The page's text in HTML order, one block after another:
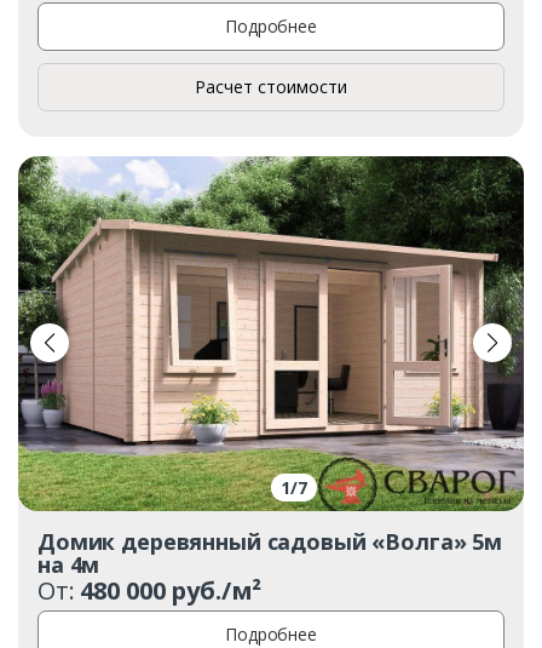
Подробнее
Расчет стоимости
1/7
Домик деревянный садовый «Волга» 5м
на 4м
От: 480 000 руб./м²
Подробнее